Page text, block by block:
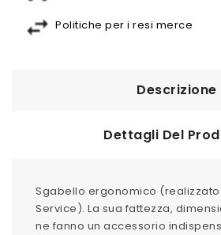
Politiche per i resi merce
Descrizione
Dettagli Del
Sgabello ergonomico (realizzato
Service). La sua fattezza,
ne fanno un accessorio